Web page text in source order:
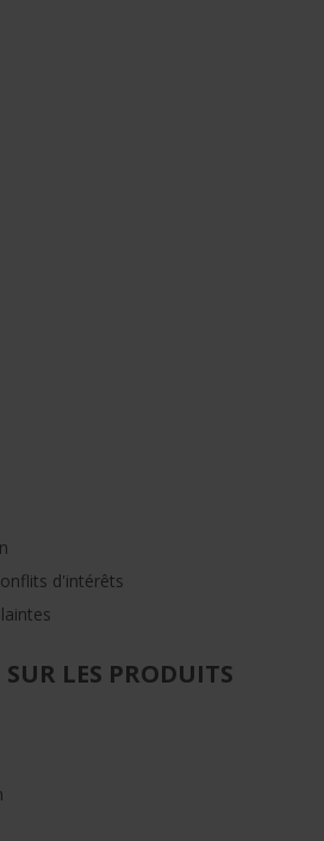
d'intérêts
LES PRODUITS